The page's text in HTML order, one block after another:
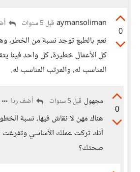
0
aymansoliman قبل 5 سنوات
نعم بالطبع توجد نسبة من الخطر،
كل الأعمال خطيرة، كل واحد فينا
المناسب له، والمرتب المناسب له.
0
مجهول قبل 5 سنوات أضف ردا
هناك مهن لا نقاش فيها، نسبة
أنك تركت عملك الأساسي وتفرغت
صحتك؟